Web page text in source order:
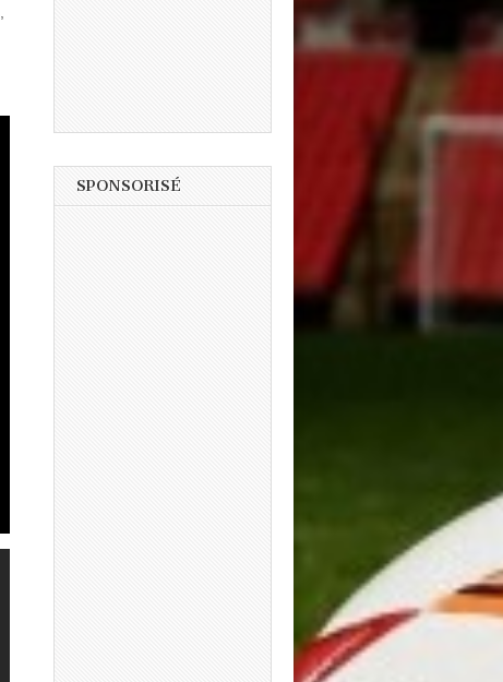
SPONSORISÉ